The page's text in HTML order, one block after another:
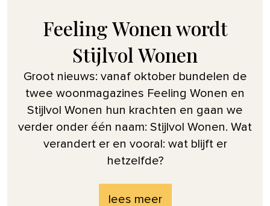
Feeling Wonen wordt
Stijlvol Wonen
Groot nieuws: vanaf oktober bundelen de
twee woonmagazines Feeling Wonen en
Stijlvol Wonen hun krachten en gaan we
verder onder één naam: Stijlvol Wonen. Wat
verandert er en vooral: wat blijft er
hetzelfde?
lees meer